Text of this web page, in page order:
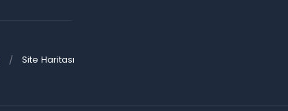
Site Haritası